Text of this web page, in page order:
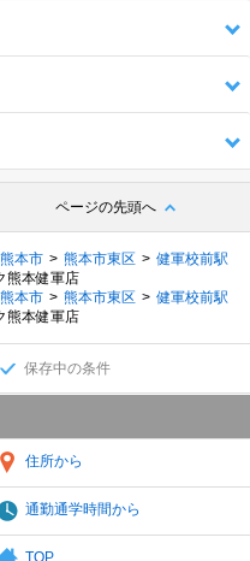
ページの先頭へ
熊本市 熊本市東区
健軍校前駅
熊本健軍店
熊本市 熊本市東区
健軍校前駅
熊本健軍店
保存中の条件
住所から
通勤通学時間から
TOP